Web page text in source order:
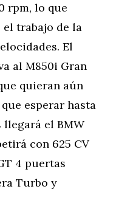
rpm, lo que
trabajo de la
El
al M850i Gran
quieran aún
esperar hasta
llegará el BMW
con 625 CV
4 puertas
Turbo y